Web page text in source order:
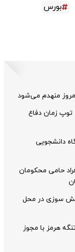
بورس
منهدم می‌شود
توپ زمان دفاع
دانشجویی
حامی محکومان
آتش سوزی در محل
هرمز با مجوز